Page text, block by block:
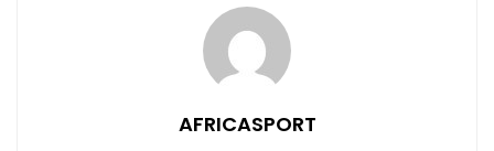
AFRICASPORT